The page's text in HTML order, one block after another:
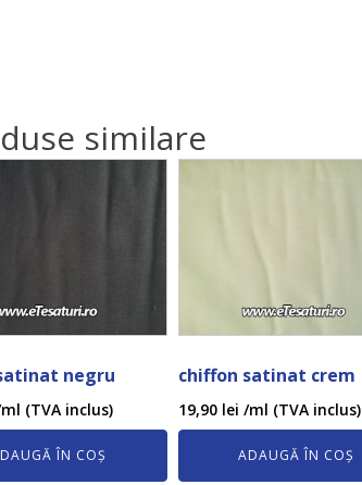
similare
negru
(TVA inclus)
ÎN COȘ
chiffon satinat crem
19,90 lei /ml (TVA inclus)
ADAUGĂ ÎN COȘ